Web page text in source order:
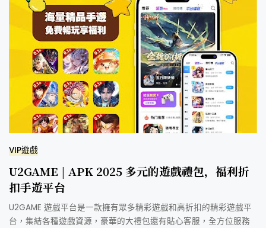
VIP遊戲
U2GAME | APK 2025 多元的遊戲禮包，福利折
扣手遊平台
U2GAME 遊戲平台是一款擁有眾多精彩遊戲和高折扣的精彩遊戲平
台，集結各種遊戲資源，豪華的大禮包還有貼心客服，全方位服務